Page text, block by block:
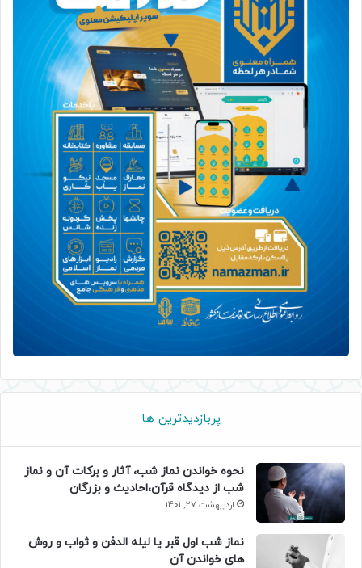
پربازدیدترین ها
نحوه خواندن نماز شب، آثار و برکات آن و نماز
شب از دیدگاه قرآن،احادیث و بزرگان
اردیبهشت 27, 1401
نماز شب اول قبر یا لیله الدفن و ثواب و روش
های خواندن آن